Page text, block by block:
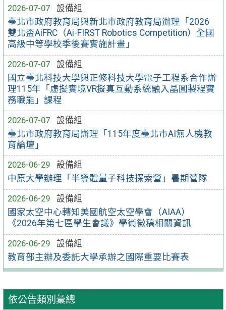
2026-07-07
設備組
臺北市政府教育局與新北市政府教育局辦理「2026
雙北盃AiFRC（Ai-FIRST Robotics Competition）全國
高級中等學校季後賽實施計畫」
2026-07-07
設備組
國立臺北科技大學與正修科技大學電子工程系合作辦
理115年「虛擬實境VR擬真互動系統融入晶圓製程實
務職能」課程
2026-07-07
設備組
臺北市政府教育局辦理「115年度臺北市AI無人機教
育論壇」
2026-06-29
設備組
中原大學辦理「半導體量子科技探索營」暑期營隊
2026-06-29
設備組
國家太空中心轉知美國航空太空學會（AIAA）
《2026年第七區學生會議》學術徵稿相關資訊
2026-06-29
設備組
教育部主辦及委託大學承辦之國際重要比賽表
依公告類別彙總